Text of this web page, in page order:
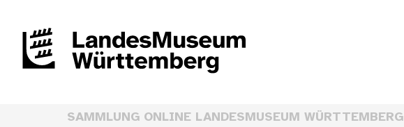
SAMMLUNG ONLINE LANDESMUSEUM WÜRTTEMBERG